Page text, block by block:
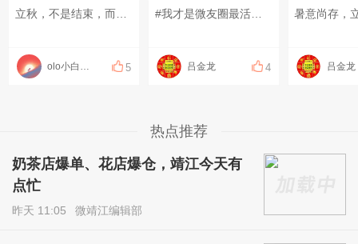
立秋，不是结束，而是一个更为沉静、丰沛的开始。愿你我在收获的季节里，都能遇见更好的自己。#每日圈友碎碎念#
5
#我才是微友圈最活跃的那个#
吕金龙 4 吕金龙
热点推荐
奶茶店爆单、花店爆仓，靖江今天有
点忙
昨天 11:05 微靖江编辑部